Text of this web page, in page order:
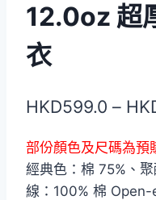
12.0oz 超
衣
HKD599.0 –
部份顏色及尺碼為預
經典色：棉 75%、
線：100% 棉 Open-